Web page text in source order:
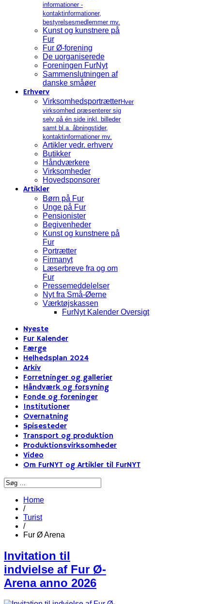
informationer -
kontaktinformationer,
bestyrelsesmedlemmer mv.
Kunst og kunstnere på
Fur
Fur Ø-forening
De uorganiserede
Foreningen FurNyt
Sammenslutningen af
danske småøer
Erhverv
VirksomhedsportrætterHver
virksomhed præsenterer sig
selv på én side inkl. billeder
samt bl.a. åbningstider,
kontaktinformationer mv.
Artikler vedr. erhverv
Butikker
Håndværkere
Virksomheder
Hovedsponsorer
Artikler
Børn på Fur
Unge på Fur
Pensionister
Begivenheder
Kunst og kunstnere på
Fur
Portrætter
Firmanyt
Læserbreve fra og om
Fur
Pressemeddelelser
Nyt fra Små-Øerne
Værktøjskassen
FurNyt Kalender Oversigt
Nyeste
Fur Kalender
Færge
Helhedsplan 2024
Arkiv
Forretninger og gallerier
Håndværk og forsyning
Fonde og foreninger
Institutioner
Overnatning
Spisesteder
Transport og produktion
Produktionsvirksomheder
Video
Om FurNYT og Artikler til FurNYT
Home
/
Turist
/
Fur Ø Arena
Invitation til
indvielse af Fur Ø-
Arena anno 2026